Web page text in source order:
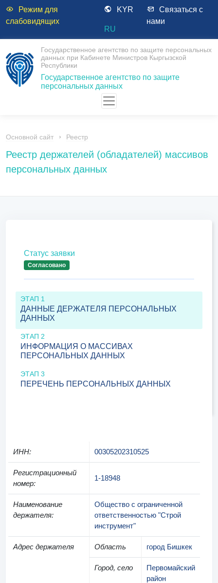
Режим для
слабовидящих
KYR
RU
Связаться с
нами
Государственное агентство по защите персональных
данных при Кабинете Министров Кыргызской
Республики
Государственное агентство по защите
персональных данных
Основной сайт Реестр
Реестр держателей (обладателей) массивов
персональных данных
Статус заявки
Согласовано
ЭТАП 1
ДАННЫЕ ДЕРЖАТЕЛЯ ПЕРСОНАЛЬНЫХ
ДАННЫХ
ЭТАП 2
ИНФОРМАЦИЯ О МАССИВАХ
ПЕРСОНАЛЬНЫХ ДАННЫХ
ЭТАП 3
ПЕРЕЧЕНЬ ПЕРСОНАЛЬНЫХ ДАННЫХ
ИНН: 00305202310525
Регистрационный
номер:
1-18948
Наименование
держателя:
Общество с ограниченной
ответственностью "Строй
инструмент"
Адрес держателя Область город Бишкек
Город, село
Первомайский
район